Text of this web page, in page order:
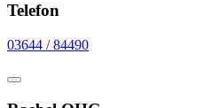
Telefon
03644 / 84490